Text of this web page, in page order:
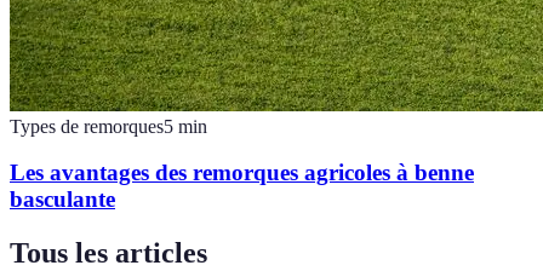
Types de remorques5 min
Les avantages des remorques agricoles à benne
basculante
Tous les articles